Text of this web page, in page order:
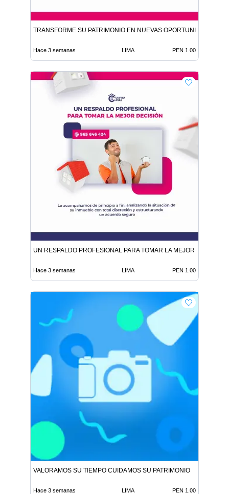
TRANSFORME SU PATRIMONIO EN NUEVAS OPORTUNIDADES
Hace 3 semanas LIMA PEN 1.00
UN RESPALDO PROFESIONAL PARA TOMAR LA MEJOR DECISIÓN
Hace 3 semanas LIMA PEN 1.00
VALORAMOS SU TIEMPO CUIDAMOS SU PATRIMONIO
Hace 3 semanas LIMA PEN 1.00